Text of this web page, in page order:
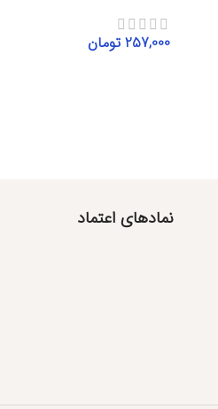
257,000 تومان
نمادهای اعتماد